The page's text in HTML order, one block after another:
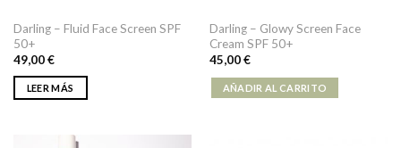
Darling – Fluid Face Screen SPF
50+
49,00€
LEER MÁS
Darling – Glowy Screen Face
Cream SPF 50+
45,00€
AÑADIR AL CARRITO